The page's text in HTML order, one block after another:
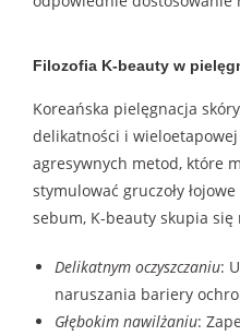
Filozofia K-beauty w
Koreańska pielęgnacja
delikatności i
agresywnych metod, które
stymulować gruczoły
sebum, K-beauty skupia się
Delikatnym oczyszczaniu:
naruszania bariery
Głębokim nawilżaniu: